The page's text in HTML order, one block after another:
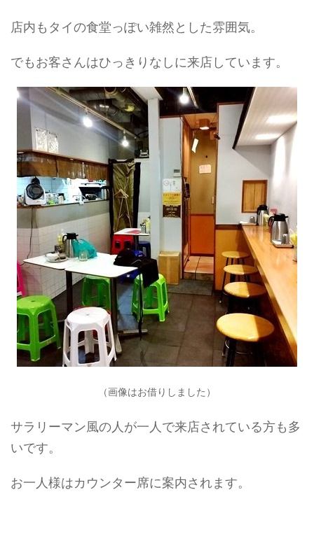
店内もタイの食堂っぽい雑然とした雰囲気。
でもお客さんはひっきりなしに来店しています。
（画像はお借りしました）
サラリーマン風の人が一人で来店されている方も多
いです。
お一人様はカウンター席に案内されます。